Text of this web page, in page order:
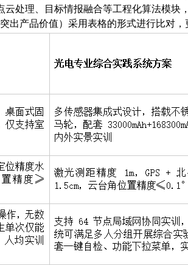
云处理、目标情报融合等工程化算法模块
出产品价值）采用表格的形式进行比对